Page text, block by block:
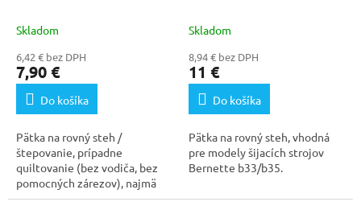
Skladom
6,42 € bez DPH
7,90 €
Do košíka
Pätka na rovný steh /
štepovanie, prípadne
quiltovanie (bez vodiča, bez
pomocných zárezov), najmä
vhodné pri tenkých látkach,...
Skladom
8,94 € bez DPH
11 €
Do košíka
Pätka na rovný steh, vhodná
pre modely šijacích strojov
Bernette b33/b35.